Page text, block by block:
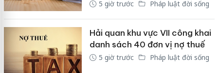
5 giờ trước Pháp luật đời sống
Hải quan khu vực VII công khai
danh sách 40 đơn vị nợ thuế
5 giờ trước Pháp luật đời sống